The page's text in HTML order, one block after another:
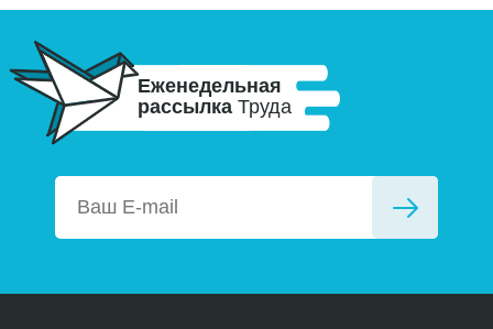
Еженедельная
рассылка Труда